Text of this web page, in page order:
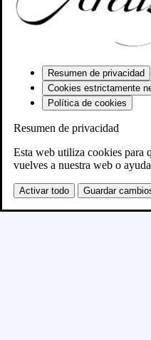
Resumen de privacidad
Cookies estrictamente
Política de cookies
Resumen de privacidad
Esta web utiliza cookies para
vuelves a nuestra web o
Activar todo Guardar